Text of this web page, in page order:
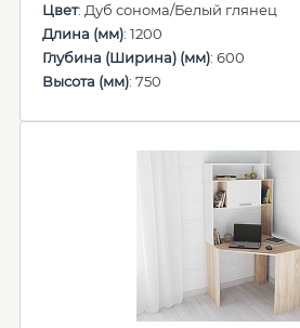
Цвет: Дуб сонома/Белый глянец
Длина (мм): 1200
Глубина (Ширина) (мм): 600
Высота (мм): 750